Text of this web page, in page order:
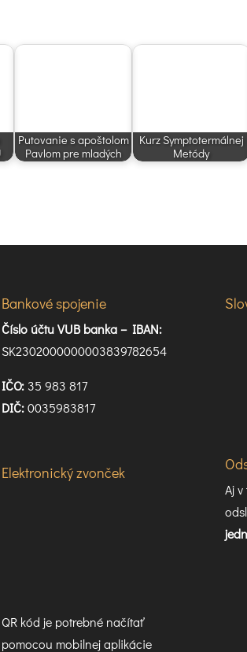
Putovanie s apoštolom
Pavlom pre mladých
Kurz Symptotermálnej
Metódy
Bankové spojenie
Číslo účtu VUB banka – IBAN:
SK2302000000003839782654
IČO:35 983 817
DIČ:0035983817
Elektronický zvonček
QR kód je potrebné načítať
pomocou mobilnej aplikácie
Aj